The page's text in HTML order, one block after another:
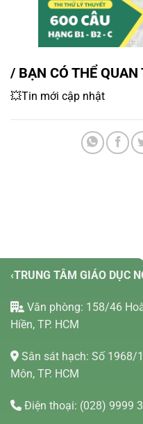
/ BẠN CÓ THỂ QUAN
💥Tin mới cập nhật
‹TRUNG TÂM GIÁO DỤC
Văn phòng: 158/46
Hiền, TP. HCM
Sân sát hạch: Số 1968/
Môn, TP. HCM
Điện thoại: (028) 9999